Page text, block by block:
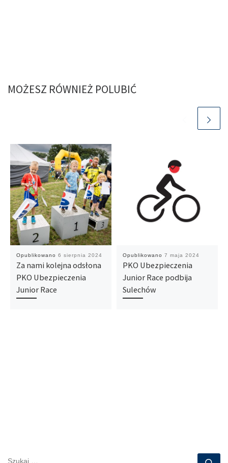
MOŻESZ RÓWNIEŻ POLUBIĆ
Opublikowano 6 sierpnia 2024
Za nami kolejna odsłona
PKO Ubezpieczenia
Junior Race
Opublikowano 7 maja 2024
PKO Ubezpieczenia
Junior Race podbija
Sulechów
SZUKAJ